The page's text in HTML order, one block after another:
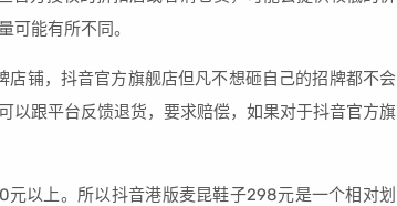
可能有所不同。
铺，抖音官方旗舰店但凡不想砸自己的招牌都不会
以跟平台反馈退货，要求赔偿，如果对于抖音官方旗
以上。所以抖音港版麦昆鞋子298元是一个相对划